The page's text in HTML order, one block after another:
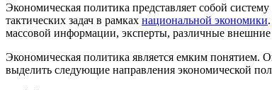
Экономическая политика представляет собой
тактических задач в рамках национальной экономики
массовой информации, эксперты, различные
Экономическая политика является емким понятием.
выделить следующие направления экономической